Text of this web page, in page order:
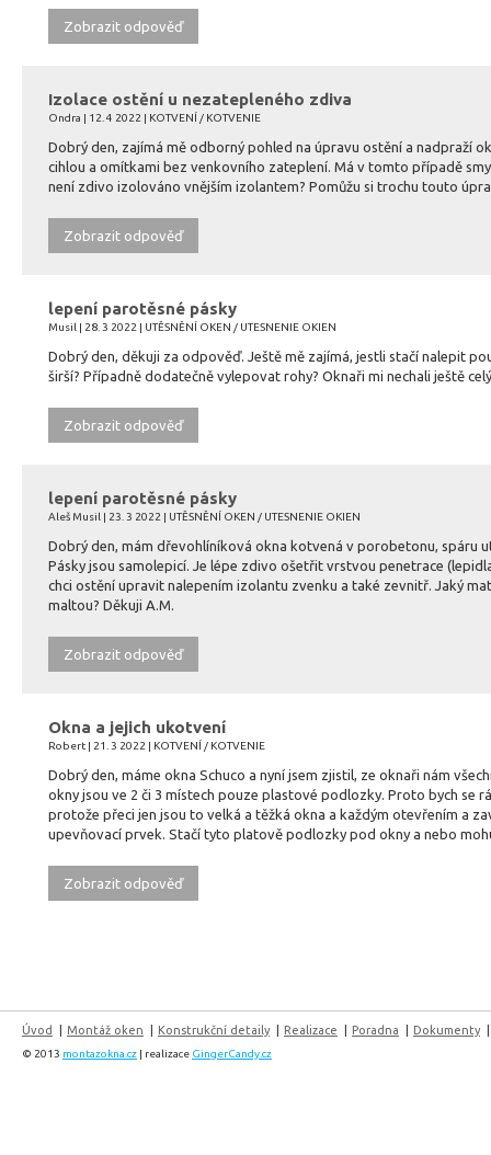
Zobrazit odpověď
Izolace ostění u nezatepleného zdiva
Ondra | 12. 4 2022 | KOTVENÍ / KOTVENIE
Dobrý den, zajímá mě odborný pohled na úpravu ostění a nadpraží
cihlou a omítkami bez venkovního zateplení. Má v tomto případě
není zdivo izolováno vnějším izolantem? Pomůžu si trochu touto
Zobrazit odpověď
lepení parotěsné pásky
Musil | 28. 3 2022 | UTĚSNĚNÍ OKEN / UTESNENIE OKIEN
Dobrý den, děkuji za odpověď. Ještě mě zajímá, jestli stačí nalepit
širší? Případně dodatečně vylepovat rohy? Oknaři mi nechali ještě
Zobrazit odpověď
lepení parotěsné pásky
Aleš Musil | 23. 3 2022 | UTĚSNĚNÍ OKEN / UTESNENIE OKIEN
Dobrý den, mám dřevohlíníková okna kotvená v porobetonu, spáru
Pásky jsou samolepicí. Je lépe zdivo ošetřit vrstvou penetrace
chci ostění upravit nalepením izolantu zvenku a také zevnitř. Jaký
maltou? Děkuji A.M.
Zobrazit odpověď
Okna a jejich ukotvení
Robert | 21. 3 2022 | KOTVENÍ / KOTVENIE
Dobrý den, máme okna Schuco a nyní jsem zjistil, ze oknaři nám
okny jsou ve 2 či 3 místech pouze plastové podlozky. Proto bych se
protože přeci jen jsou to velká a těžká okna a každým otevřením a
upevňovací prvek. Stačí tyto platově podlozky pod okny a nebo
Zobrazit odpověď
Úvod Montáž oken Konstrukční detaily Realizace Poradna Dokumenty
© 2013 montazokna.cz | realizace GingerCandy.cz